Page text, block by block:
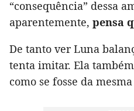
“consequência” dessa
aparentemente, pensa
De tanto ver Luna
tenta imitar. Ela
como se fosse da